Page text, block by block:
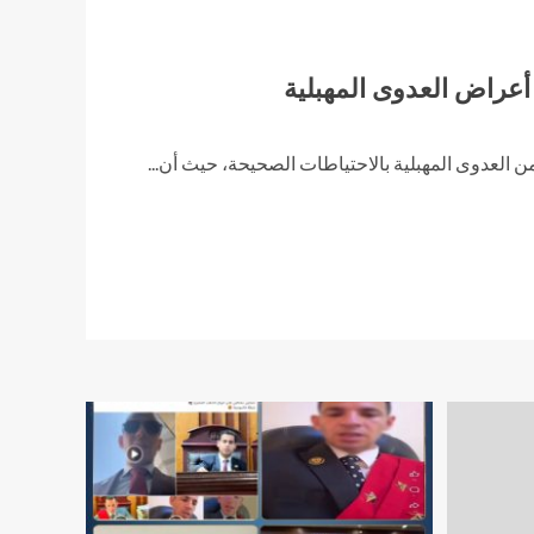
العدوى المهبلية
المهبلية بالاحتياطات الصحيحة، حيث أن...